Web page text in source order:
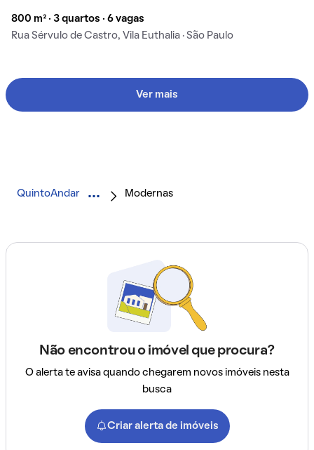
800 m² · 3 quartos · 6 vagas
Rua Sérvulo de Castro, Vila Euthalia · São Paulo
Ver mais
QuintoAndar Modernas
Não encontrou o imóvel que procura?
O alerta te avisa quando chegarem novos imóveis nesta
busca
Criar alerta de imóveis